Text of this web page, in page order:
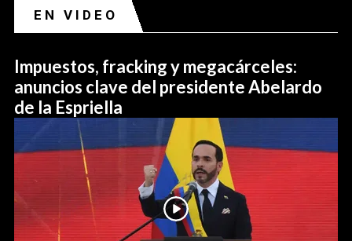
EN VIDEO
Impuestos, fracking y megacárceles:
anuncios clave del presidente Abelardo
de la Espriella